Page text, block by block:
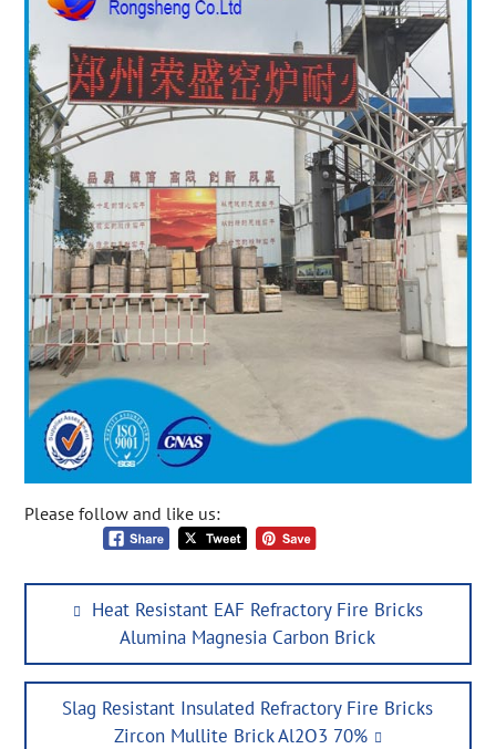
Please follow and like us:
Post
navigationPrevious
post:
Heat Resistant EAF Refractory Fire Bricks
Alumina Magnesia Carbon Brick
Next
Slag Resistant Insulated Refractory Fire Bricks
Zircon Mullite Brick Al2O3 70%